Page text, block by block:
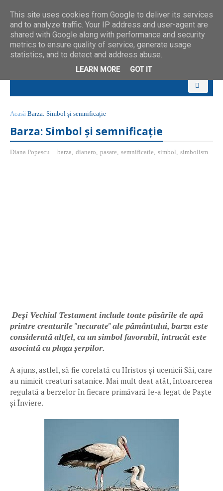
Acasă Barza: Simbol și semnificație
Barza: Simbol și semnificație
Diana Popescu barza, dianero, pasare, semnificatie, simbol, simbolism
Deși Vechiul Testament include toate păsările de apă
printre creaturile "necurate" ale pământului, barza este
considerată altfel, ca un simbol favorabil, întrucât este
asociată cu plaga șerpilor.
A ajuns, astfel, să fie corelată cu Hristos și ucenicii Săi, care
au nimicit creaturi satanice. Mai mult deat atât, întoarcerea
regulată a berzelor în fiecare primăvară le-a legat de Paște
și Înviere.
This site uses cookies from Google to deliver its services
and to analyze traffic. Your IP address and user-agent are
shared with Google along with performance and security
metrics to ensure quality of service, generate usage
statistics, and to detect and address abuse.
LEARN MORE GOT IT